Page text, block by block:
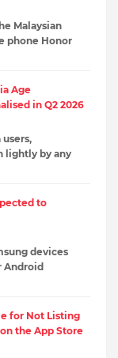
Malaysian
phone Honor
Age
in Q2 2026
lightly by any
to
devices
Android
for Not Listing
the App Store